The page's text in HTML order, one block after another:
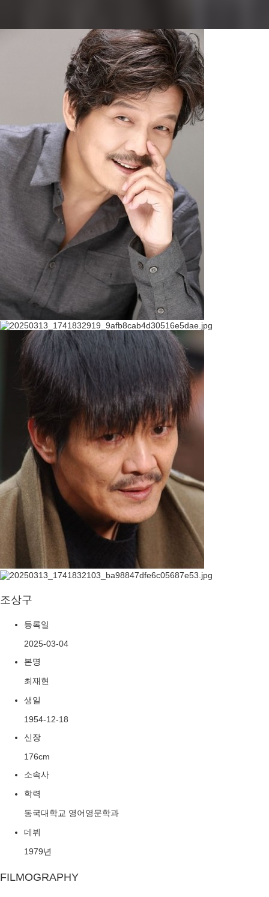
조상구
등록일
2025-03-04
본명
최재현
생일
1954-12-18
신장
176cm
소속사
학력
동국대학교 영어영문학과
데뷔
1979년
FILMOGRAPHY